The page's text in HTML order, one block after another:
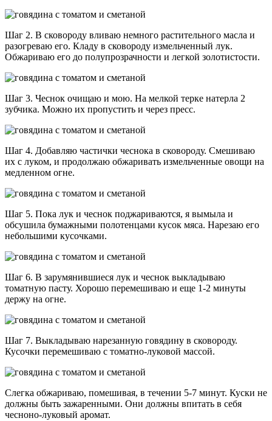
Шаг 2. В сковороду вливаю немного растительного масла и
разогреваю его. Кладу в сковороду измельченный лук.
Обжариваю его до полупрозрачности и легкой золотистости.
Шаг 3. Чеснок очищаю и мою. На мелкой терке натерла 2
зубчика. Можно их пропустить и через пресс.
Шаг 4. Добавляю частички чеснока в сковороду. Смешиваю
их с луком, и продолжаю обжаривать измельченные овощи на
медленном огне.
Шаг 5. Пока лук и чеснок поджариваются, я вымыла и
обсушила бумажными полотенцами кусок мяса. Нарезаю его
небольшими кусочками.
Шаг 6. В зарумянившиеся лук и чеснок выкладываю
томатную пасту. Хорошо перемешиваю и еще 1-2 минуты
держу на огне.
Шаг 7. Выкладываю нарезанную говядину в сковороду.
Кусочки перемешиваю с томатно-луковой массой.
Слегка обжариваю, помешивая, в течении 5-7 минут. Куски не
должны быть зажаренными. Они должны впитать в себя
чесноно-луковый аромат.